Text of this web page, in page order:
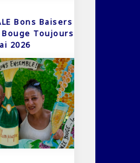
Bons Baisers
Toujours
2026